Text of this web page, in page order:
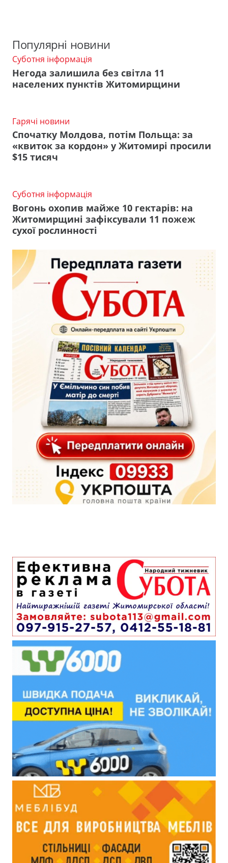
Популярні новини
Суботня інформація
Негода залишила без світла 11
населених пунктів Житомирщини
Гарячі новини
Спочатку Молдова, потім Польща: за
«квиток за кордон» у Житомирі просили
$15 тисяч
Суботня інформація
Вогонь охопив майже 10 гектарів: на
Житомирщині зафіксували 11 пожеж
сухої рослинності